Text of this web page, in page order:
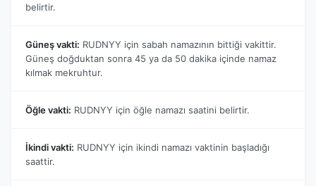
belirtir.
Güneş vakti: RUDNYY için sabah namazının bittiği vakittir.
Güneş doğduktan sonra 45 ya da 50 dakika içinde namaz
kılmak mekruhtur.
Öğle vakti: RUDNYY için öğle namazı saatini belirtir.
İkindi vakti: RUDNYY için ikindi namazı vaktinin başladığı
saattir.